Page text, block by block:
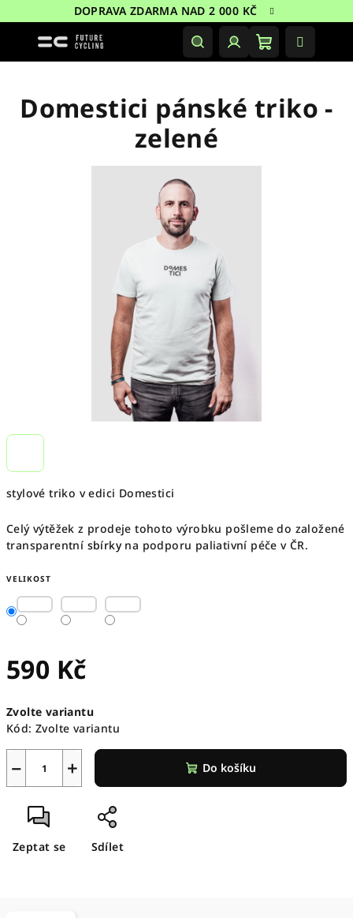
na
DOPRAVA ZDARMA NAD 2 000 KČ
HledatPřihlášeníNákupní
stylové triko v edici Domestici
Celý výtěžek z prodeje tohoto výrobku pošleme do založené
transparentní sbírkyna podporu paliativní péče v ČR.
VELIKOST
590 Kč
cena:
Zvolte variantu
Kód: Zvolte variantu
+
− Do košíku
Zeptat se Sdílet
Domestici pánské triko -
zelené